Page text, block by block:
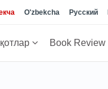
O'zbekcha Русский
Book Review